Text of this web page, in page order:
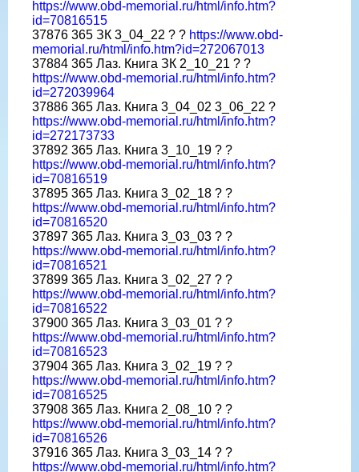
https://www.obd-memorial.ru/html/info.htm?
id=70816515
37876 365 ЗК 3_04_22 ? ? https://www.obd-
memorial.ru/html/info.htm?id=272067013
37884 365 Лаз. Книга ЗК 2_10_21 ? ?
https://www.obd-memorial.ru/html/info.htm?
id=272039964
37886 365 Лаз. Книга 3_04_02 3_06_22 ?
https://www.obd-memorial.ru/html/info.htm?
id=272173733
37892 365 Лаз. Книга 3_10_19 ? ?
https://www.obd-memorial.ru/html/info.htm?
id=70816519
37895 365 Лаз. Книга 3_02_18 ? ?
https://www.obd-memorial.ru/html/info.htm?
id=70816520
37897 365 Лаз. Книга 3_03_03 ? ?
https://www.obd-memorial.ru/html/info.htm?
id=70816521
37899 365 Лаз. Книга 3_02_27 ? ?
https://www.obd-memorial.ru/html/info.htm?
id=70816522
37900 365 Лаз. Книга 3_03_01 ? ?
https://www.obd-memorial.ru/html/info.htm?
id=70816523
37904 365 Лаз. Книга 3_02_19 ? ?
https://www.obd-memorial.ru/html/info.htm?
id=70816525
37908 365 Лаз. Книга 2_08_10 ? ?
https://www.obd-memorial.ru/html/info.htm?
id=70816526
37916 365 Лаз. Книга 3_03_14 ? ?
https://www.obd-memorial.ru/html/info.htm?